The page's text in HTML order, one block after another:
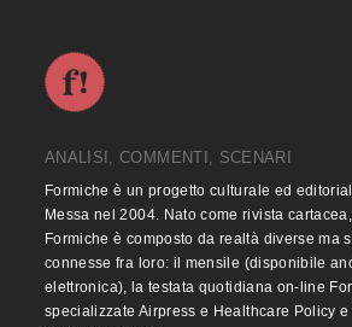
ANALISI, COMMENTI, SCENARI
Formiche è un progetto culturale ed
Messa nel 2004. Nato come rivista
Formiche è composto da realtà diverse ma
connesse fra loro: il mensile (disponibile
elettronica), la testata quotidiana on-line
specializzate Airpress e Healthcare Policy